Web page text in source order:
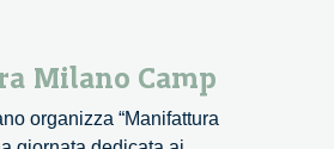
Milano Camp
organizza “Manifattura